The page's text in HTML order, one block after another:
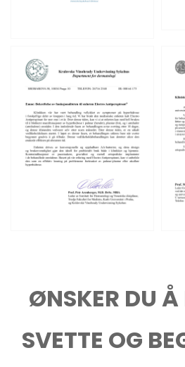
ØNSKER DU
SVETTE OG